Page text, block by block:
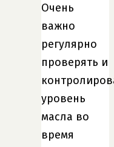
Очень
важно
регулярно
проверять и
уровень
масла во
время